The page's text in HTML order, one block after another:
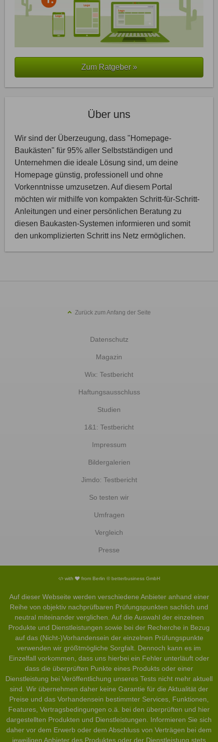
Zum Ratgeber »
Über uns
Wir sind der Überzeugung, dass "Homepage-
Baukästen" für 95% aller Selbstständigen und
Unternehmen die ideale Lösung sind, um deine
Homepage günstig, professionell und ohne
Vorkenntnisse umzusetzen. Auf diesem Portal
möchten wir mithilfe von kompakten Schritt-für-Schritt-
Anleitungen und einer persönlichen Beratung zu
diesen Baukasten-Systemen informieren und somit
den unkomplizierten Schritt ins Netz ermöglichen.
Zurück zum Anfang der Seite
Datenschutz
Magazin
Wix: Testbericht
Haftungsausschluss
Studien
1&1: Testbericht
Impressum
Bildergalerien
Jimdo: Testbericht
So testen wir
Umfragen
Vergleich
Presse
with from Berlin © betterbusiness GmbH
Auf dieser Webseite werden verschiedene Anbieter anhand einer
Reihe von objektiv nachprüfbaren Prüfungspunkten sachlich und
neutral miteinander verglichen. Auf die Auswahl der einzelnen
Produkte und Dienstleistungen sowie bei der Recherche in Bezug
auf das (Nicht-)Vorhandensein der einzelnen Prüfungspunkte
verwenden wir größtmögliche Sorgfalt. Dennoch kann es im
Einzelfall vorkommen, dass uns hierbei ein Fehler unterläuft oder
dass die überprüften Punkte eines Produkts oder einer
Dienstleistung bei Veröffentlichung unseres Tests nicht mehr aktuell
sind. Wir übernehmen daher keine Garantie für die Aktualität der
Preise und das Vorhandensein bestimmter Services, Funktionen,
Features, Vertragsbedingungen o.ä. bei den überprüften und hier
dargestellten Produkten und Dienstleistungen. Informieren Sie sich
daher vor dem Erwerb oder dem Abschluss von Verträgen bei dem
jeweiligen Anbieter des Produktes oder der Dienstleistung stets